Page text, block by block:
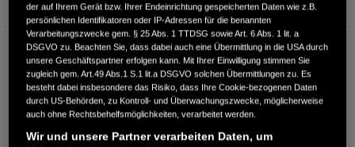
Bauart Limousine
AUTOHAUS ROSCHER BAUTZEN GMBH
Neusalzaer Straße 63
02625 Bautzen
RUFEN SIE UNS AN:
0359131310
der auf Ihrem Gerät bzw. Ihrer Endeinrichtung gespeicherten Daten wie z.B.
persönlichen Identifikatoren oder IP-Adressen für die benannten
Verarbeitungszwecke gem. § 25 Abs. 1 TTDSG sowie Art. 6 Abs. 1 lit. a
DSGVO zu. Beachten Sie, dass dabei auch eine Übermittlung in die USA durch
unsere Geschäftspartner erfolgen kann. Mit Ihrer Einwilligung stimmen Sie
zugleich gem. Art.49 Abs.1 S.1 lit.a DSGVO solchen Übermittlungen zu. Es
besteht dabei insbesondere das Risiko, dass Ihre Cookie-bezogenen Daten
durch US-Behörden, zu Kontroll- und Überwachungszwecke, möglicherweise
auch ohne Rechtsbehelfsmöglichkeiten, verarbeitet werden.
Wir und unsere Partner verarbeiten Daten, um